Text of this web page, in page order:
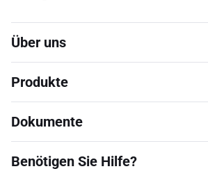
Über uns
Produkte
Dokumente
Benötigen Sie Hilfe?